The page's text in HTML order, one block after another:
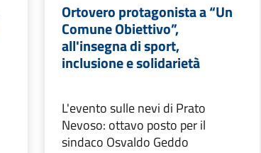
Ortovero protagonista a “Un
Comune Obiettivo”,
all'insegna di sport,
inclusione e solidarietà
L'evento sulle nevi di Prato
Nevoso: ottavo posto per il
sindaco Osvaldo Geddo